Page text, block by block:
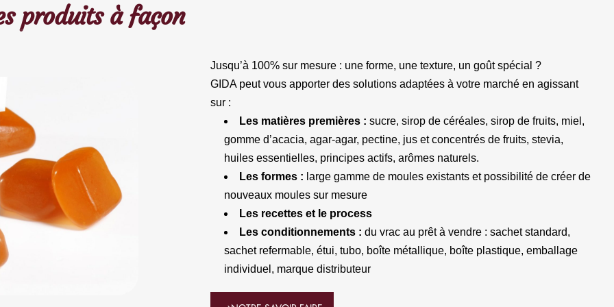
produits à façon
Jusqu’à 100% sur mesure : une forme, une texture, un goût spécial ?
GIDA peut vous apporter des solutions adaptées à votre marché en agissant
sur :
Les matières premières : sucre, sirop de céréales, sirop de fruits, miel,
gomme d’acacia, agar-agar, pectine, jus et concentrés de fruits, stevia,
huiles essentielles, principes actifs, arômes naturels.
Les formes : large gamme de moules existants et possibilité de créer de
nouveaux moules sur mesure
Les recettes et le process
Les conditionnements : du vrac au prêt à vendre : sachet standard,
sachet refermable, étui, tubo, boîte métallique, boîte plastique, emballage
individuel, marque distributeur